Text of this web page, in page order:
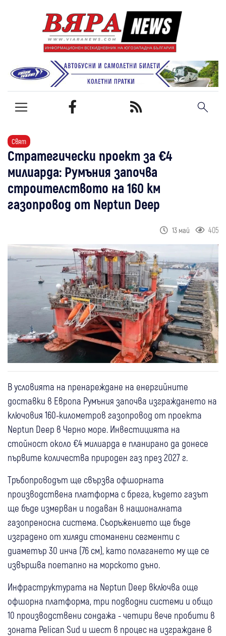
Свят
Стратегически проект за €4
милиарда: Румъния започва
строителството на 160 км
газопровод от Neptun Deep
13 май 405
В условията на пренареждане на енергийните
доставки в Европа Румъния започва изграждането на
ключовия 160-километров газопровод от проекта
Neptun Deep в Черно море. Инвестицията на
стойност около €4 милиарда е планирано да донесе
първите количества природен газ през 2027 г.
Тръбопроводът ще свързва офшорната
производствена платформа с брега, където газът
ще бъде измерван и подаван в националната
газопреносна система. Съоръжението ще бъде
изградено от хиляди стоманени сегменти с
диаметър 30 инча (76 см), като полагането му ще се
извършва поетапно на морското дъно.
Инфраструктурата на Neptun Deep включва още
офшорна платформа, три подводни системи и общо
10 производствени сондажа - четири вече пробити в
зоната Pelican Sud и шест в процес на изграждане в